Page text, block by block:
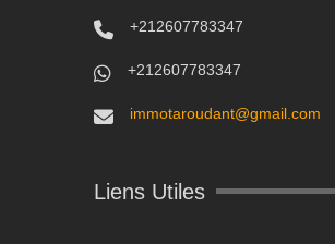
+212607783347
+212607783347
immotaroudant@gmail.com
Liens Utiles